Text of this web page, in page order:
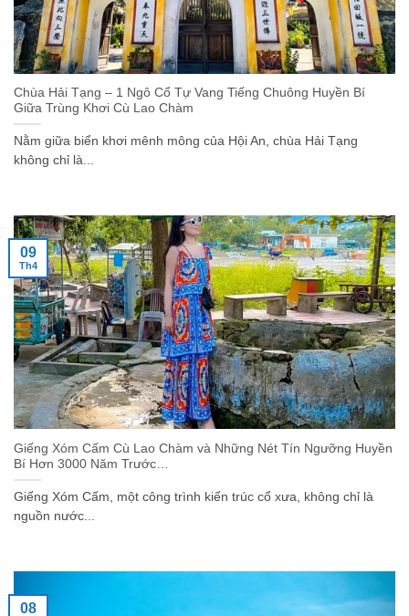
Chùa Hải Tạng – 1 Ngô Cổ Tự Vang Tiếng Chuông Huyền Bí
Giữa Trùng Khơi Cù Lao Chàm
Nằm giữa biển khơi mênh mông của Hội An, chùa Hải Tạng
không chỉ là...
Giếng Xóm Cấm Cù Lao Chàm và Những Nét Tín Ngưỡng Huyền
Bí Hơn 3000 Năm Trước…
Giếng Xóm Cấm, một công trình kiến trúc cổ xưa, không chỉ là
nguồn nước...
09
Th4
08